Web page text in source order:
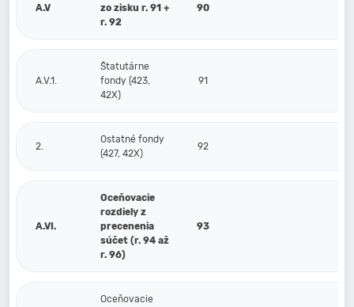
A.V
zo zisku r. 91 +
r. 92
90
A.V.1.
Štatutárne
fondy (423,
42X)
91
2.
Ostatné fondy
(427, 42X)
92
A.VI.
Oceňovacie
rozdiely z
precenenia
súčet (r. 94 až
r. 96)
93
Oceňovacie